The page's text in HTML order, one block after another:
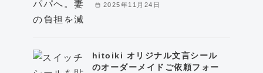
2025年11月24日
hitoiki オリジナル文言シール
のオーダーメイドご依頼フォー